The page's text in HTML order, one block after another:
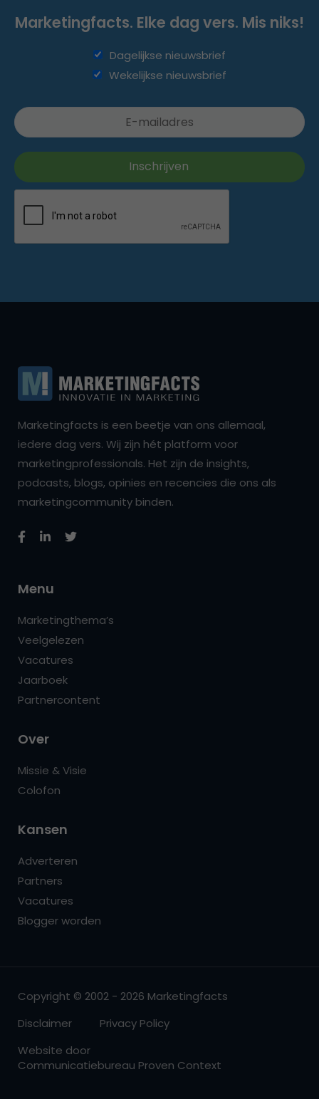
Marketingfacts. Elke dag vers. Mis niks!
Dagelijkse nieuwsbrief
Wekelijkse nieuwsbrief
Marketingfacts is een beetje van ons allemaal,
iedere dag vers. Wij zijn hét platform voor
marketingprofessionals. Het zijn de insights,
podcasts, blogs, opinies en recencies die ons als
marketingcommunity binden.
Menu
Marketingthema’s
Veelgelezen
Vacatures
Jaarboek
Partnercontent
Over
Missie & Visie
Colofon
Kansen
Adverteren
Partners
Vacatures
Blogger worden
Copyright © 2002 - 2026 Marketingfacts
Disclaimer
Privacy Policy
Website door
Communicatiebureau Proven Context